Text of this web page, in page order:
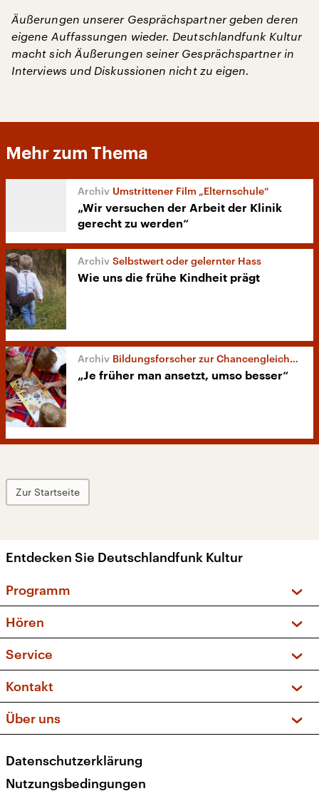
Äußerungen unserer Gesprächspartner geben deren
eigene Auffassungen wieder. Deutschlandfunk Kultur
macht sich Äußerungen seiner Gesprächspartner in
Interviews und Diskussionen nicht zu eigen.
Mehr zum Thema
Umstrittener Film „Elternschule“
„Wir versuchen der Arbeit der Klinik
gerecht zu werden“
Selbstwert oder gelernter Hass
Wie uns die frühe Kindheit prägt
Bildungsforscher zur Chancengleichheit
„Je früher man ansetzt, umso besser“
Zur Startseite
Entdecken Sie Deutschlandfunk Kultur
Programm
Sendungen und Podcasts
Musikliste
Kakadu – Das Kinderprogramm
Hören
Frequenzen (UKW + DAB+)
Service
FAQ
Apps
Newsletter
Veranstaltungen
Kontakt
Social Media
Über uns
Presse
Karriere
Datenschutzerklärung
Nutzungsbedingungen